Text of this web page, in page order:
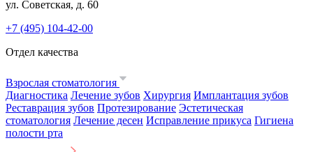
ул. Советская, д. 60
+7 (495) 104-42-00
Отдел качества
Взрослая стоматология
Диагностика Лечение зубов Хирургия Имплантация зубов
Реставрация зубов Протезирование Эстетическая
стоматология Лечение десен Исправление прикуса Гигиена
полости рта